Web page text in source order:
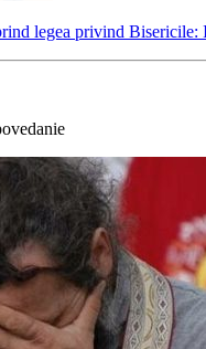
legea privind Bisericile: